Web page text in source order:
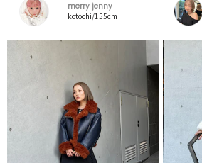
merry jenny
kotochi/155cm